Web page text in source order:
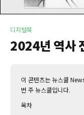
디지털북
2024년 역사
이 콘텐츠는 뉴스쿨
번 주 뉴스쿨입니다.‌
목차